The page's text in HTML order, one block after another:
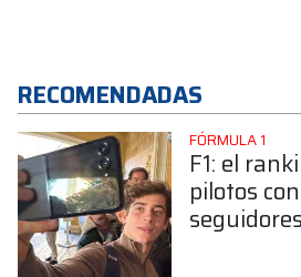
RECOMENDADAS
FÓRMULA 1
F1: el
pilotos